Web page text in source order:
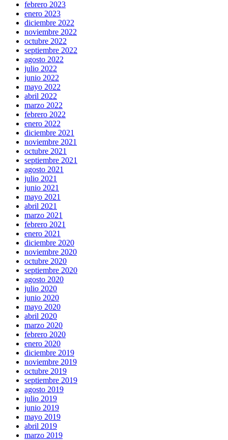
febrero 2023
enero 2023
diciembre 2022
noviembre 2022
octubre 2022
septiembre 2022
agosto 2022
julio 2022
junio 2022
mayo 2022
abril 2022
marzo 2022
febrero 2022
enero 2022
diciembre 2021
noviembre 2021
octubre 2021
septiembre 2021
agosto 2021
julio 2021
junio 2021
mayo 2021
abril 2021
marzo 2021
febrero 2021
enero 2021
diciembre 2020
noviembre 2020
octubre 2020
septiembre 2020
agosto 2020
julio 2020
junio 2020
mayo 2020
abril 2020
marzo 2020
febrero 2020
enero 2020
diciembre 2019
noviembre 2019
octubre 2019
septiembre 2019
agosto 2019
julio 2019
junio 2019
mayo 2019
abril 2019
marzo 2019